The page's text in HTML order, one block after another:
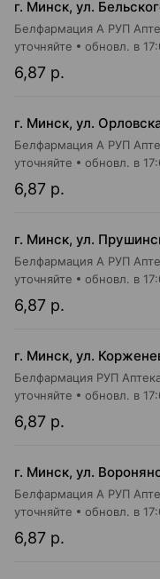
Белфармация А РУП
6,87 р.
уточняйте обновл. в
Белфармация А РУП
6,87 р.
уточняйте обновл. в
г. Минск, ул.
Белфармация А РУП
6,87 р.
уточняйте обновл. в
г. Минск, ул.
Белфармация РУП
6,87 р.
уточняйте обновл. в
Белфармация А РУП
6,87 р.
уточняйте обновл. в